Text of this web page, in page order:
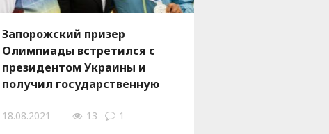
Запорожский призер
Олимпиады встретился с
президентом Украины и
получил государственную
18.08.2021 13 1